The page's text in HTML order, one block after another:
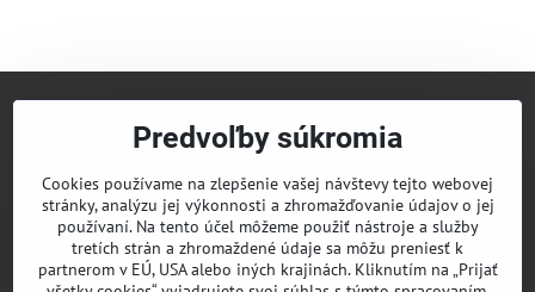
KLIMANIAK Pridajte sa k nám
Sledujte nás
Predvoľby súkromia
Cookies používame na zlepšenie vašej návštevy tejto webovej
stránky, analýzu jej výkonnosti a zhromažďovanie údajov o jej
používaní. Na tento účel môžeme použiť nástroje a služby
tretích strán a zhromaždené údaje sa môžu preniesť k
partnerom v EÚ, USA alebo iných krajinách. Kliknutím na „Prijať